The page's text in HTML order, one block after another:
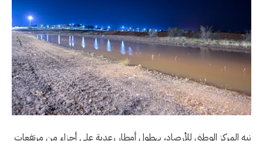
نبه المركز الوطني للأرصاد، بهطول أمطار رعدية على أجزاء من مرتفعات